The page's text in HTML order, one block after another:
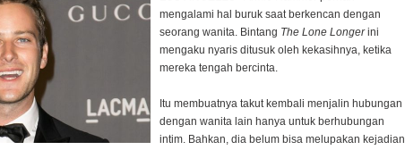
mengalami hal buruk saat berkencan dengan
seorang wanita. Bintang The Lone Longerini
mengaku nyaris ditusuk oleh kekasihnya, ketika
mereka tengah bercinta.
Itu membuatnya takut kembali menjalin hubungan
dengan wanita lain hanya untuk berhubungan
intim. Bahkan, dia belum bisa melupakan kejadian